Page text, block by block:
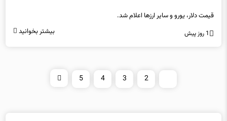
قیمت دلار، یورو و سایر ارزها اعلام شد.
1 روز پیش بیشتر بخوانید
2
3
4
5